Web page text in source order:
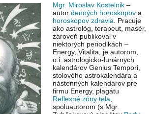
Mgr. Miroslav Kostelnik –
autor denných horoskopov a
horoskopov zdravia . Pracuje
ako astrológ, terapeut, masér,
zároveň publikoval v
niektorých periodikách –
Energy, Vitalita, je autorom,
o.i. astrologicko-lunárnych
kalendárov Genius Tempori,
stolového astrokalendára a
nástenných kalendárov pre
firmu Energy, plagátu
Reflexné zóny tela
spoluautorom (s Mgr.